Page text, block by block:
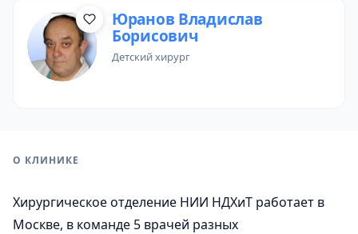
Юранов Владислав
Борисович
детский хирург
О КЛИНИКЕ
Хирургическое отделение НИИ НДХиТ работает в
Москве, в команде 5 врачей разных